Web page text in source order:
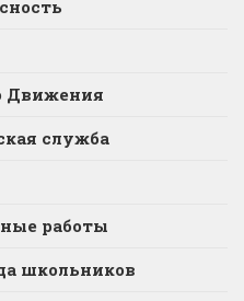
Движения
служба
работы
школьников